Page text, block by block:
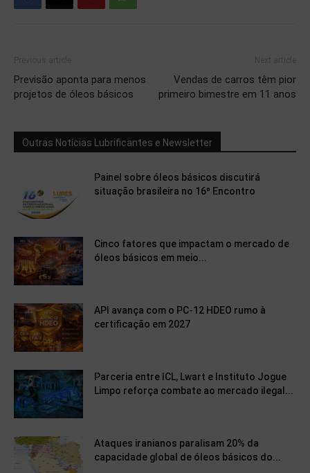
Previsão aponta para menos
projetos de óleos básicos
Vendas de carros têm pior
primeiro bimestre em 11 anos
Outras Notícias Lubrificantes e Newsletter
Painel sobre óleos básicos discutirá
situação brasileira no 16º Encontro
Cinco fatores que impactam o mercado de
óleos básicos em meio...
API avança com o PC-12 HDEO rumo à
certificação em 2027
Parceria entre ICL, Lwart e Instituto Jogue
Limpo reforça combate ao mercado ilegal...
Ataques iranianos paralisam 20% da
capacidade global de óleos básicos do...